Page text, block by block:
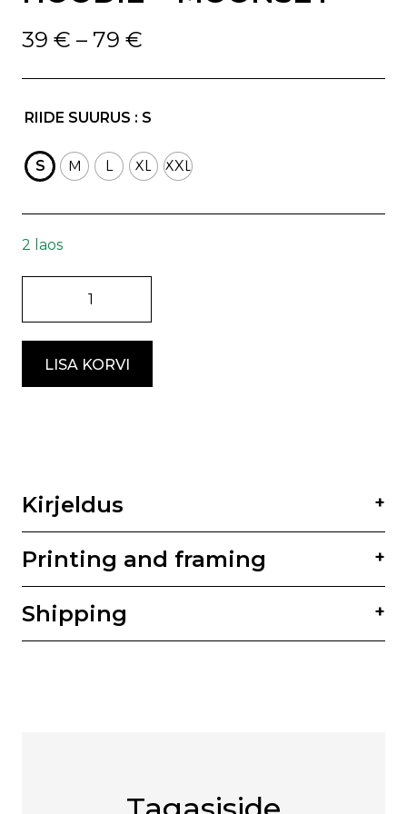
39 € – 79 €
39 €
79 €
RIIDE SUURUS : S
S M L XL XXL
2 laos
MOONSET
kogus
LISA KORVI
Kirjeldus
Printing and framing
Shipping